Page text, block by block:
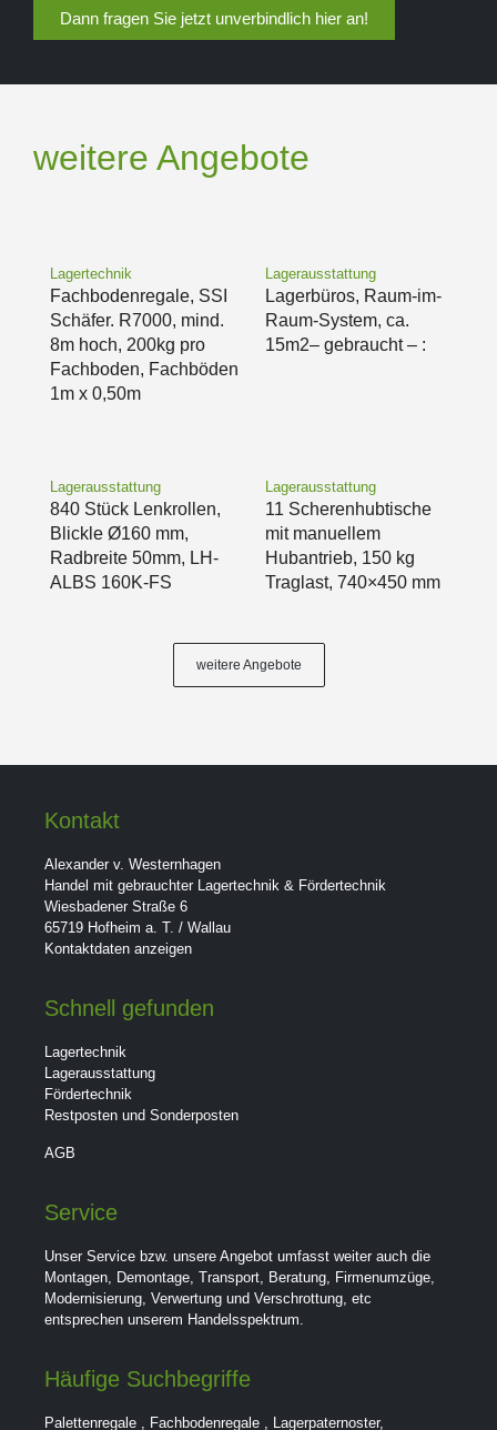
Dann fragen Sie jetzt unverbindlich hier an!
weitere Angebote
Lagertechnik
Fachbodenregale, SSI
Schäfer. R7000, mind.
8m hoch, 200kg pro
Fachboden, Fachböden
1m x 0,50m
Lagerausstattung
Lagerbüros, Raum-im-
Raum-System, ca.
15m2– gebraucht – :
Lagerausstattung
840 Stück Lenkrollen,
Blickle Ø160 mm,
Radbreite 50mm, LH-
ALBS 160K-FS
Lagerausstattung
11 Scherenhubtische
mit manuellem
Hubantrieb, 150 kg
Traglast, 740×450 mm
weitere Angebote
Kontakt
Alexander v. Westernhagen
Handel mit gebrauchter Lagertechnik & Fördertechnik
Wiesbadener Straße 6
65719 Hofheim a. T. / Wallau
Kontaktdaten anzeigen
Schnell gefunden
Lagertechnik
Lagerausstattung
Fördertechnik
Restposten und Sonderposten
AGB
Service
Unser Service bzw. unsere Angebot umfasst weiter auch die
Montagen, Demontage, Transport, Beratung, Firmenumzüge,
Modernisierung, Verwertung und Verschrottung, etc
entsprechen unserem Handelsspektrum.
Häufige Suchbegriffe
Palettenregale , Fachbodenregale , Lagerpaternoster,